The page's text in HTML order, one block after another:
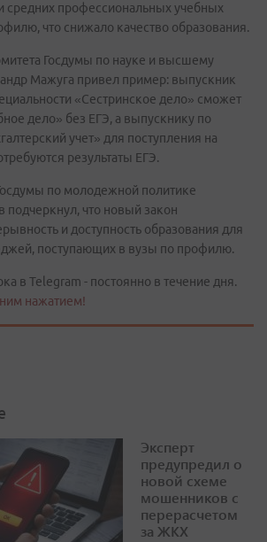
средних профессиональных учебных
что снижало качество образования.
Госдумы по науке и высшему
Мажуга привел пример: выпускник
«Сестринское дело» сможет
дело» без ЕГЭ, а выпускнику по
учет» для поступления на
результаты ЕГЭ.
по молодежной политике
подчеркнул, что новый закон
и доступность образования для
поступающих в вузы по профилю.
в Telegram - постоянно в течение дня.
нажатием!
Эксперт
предупредил о
новой схеме
мошенников с
перерасчетом
за ЖКХ